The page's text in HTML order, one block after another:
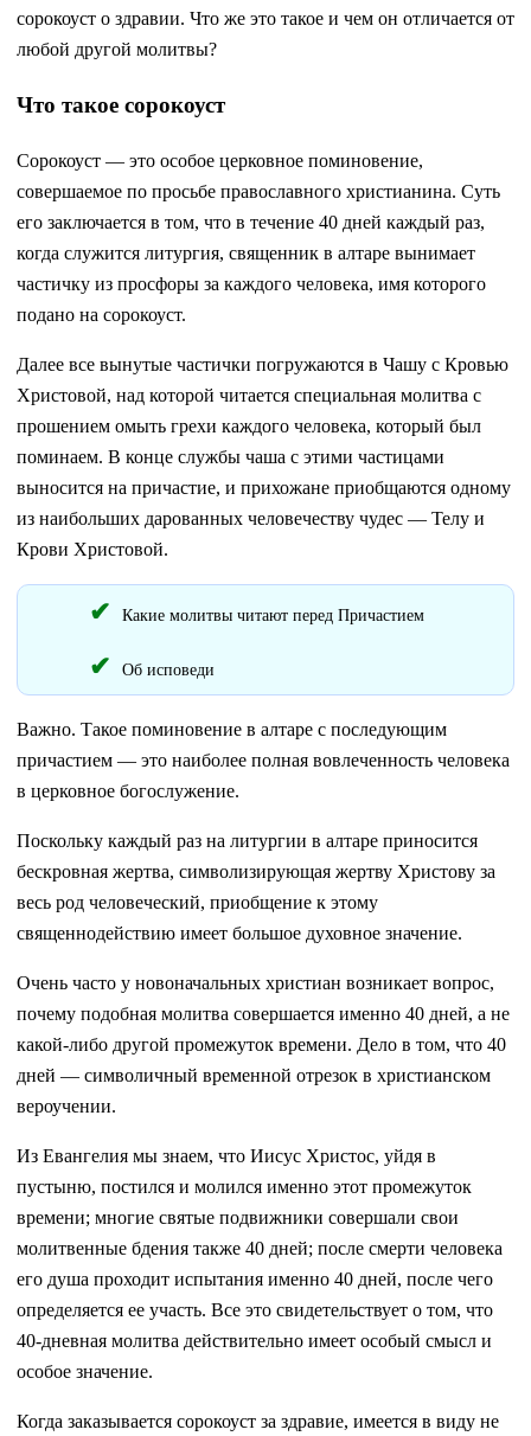
сорокоуст о здравии. Что же это такое и чем он отличается от
любой другой молитвы?
Что такое сорокоуст
Сорокоуст — это особое церковное поминовение,
совершаемое по просьбе православного христианина. Суть
его заключается в том, что в течение 40 дней каждый раз,
когда служится литургия, священник в алтаре вынимает
частичку из просфоры за каждого человека, имя которого
подано на сорокоуст.
Далее все вынутые частички погружаются в Чашу с Кровью
Христовой, над которой читается специальная молитва с
прошением омыть грехи каждого человека, который был
поминаем. В конце службы чаша с этими частицами
выносится на причастие, и прихожане приобщаются одному
из наибольших дарованных человечеству чудес — Телу и
Крови Христовой.
Какие молитвы читают перед Причастием
Об исповеди
Важно. Такое поминовение в алтаре с последующим
причастием — это наиболее полная вовлеченность человека
в церковное богослужение.
Поскольку каждый раз на литургии в алтаре приносится
бескровная жертва, символизирующая жертву Христову за
весь род человеческий, приобщение к этому
священнодействию имеет большое духовное значение.
Очень часто у новоначальных христиан возникает вопрос,
почему подобная молитва совершается именно 40 дней, а не
какой-либо другой промежуток времени. Дело в том, что 40
дней — символичный временной отрезок в христианском
вероучении.
Из Евангелия мы знаем, что Иисус Христос, уйдя в
пустыню, постился и молился именно этот промежуток
времени; многие святые подвижники совершали свои
молитвенные бдения также 40 дней; после смерти человека
его душа проходит испытания именно 40 дней, после чего
определяется ее участь. Все это свидетельствует о том, что
40-дневная молитва действительно имеет особый смысл и
особое значение.
Когда заказывается сорокоуст за здравие, имеется в виду не